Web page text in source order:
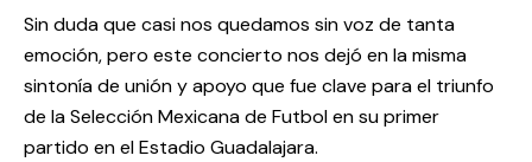
Sin duda que casi nos quedamos sin voz de tanta
emoción, pero este concierto nos dejó en la misma
sintonía de unión y apoyo que fue clave para el triunfo
de la Selección Mexicana de Futbol en su primer
partido en el Estadio Guadalajara.